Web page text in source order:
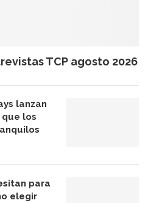
TCP agosto 2026
lanzan
los
para
elegir